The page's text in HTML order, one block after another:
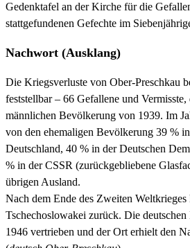
Gedenktafel an der Kirche für die
stattgefundenen Gefechte im
Nachwort (Ausklang)
Die Kriegsverluste von Ober-Preschkau
feststellbar – 66 Gefallene und
männlichen Bevölkerung von 1939. Im
von den ehemaligen Bevölkerung 39 %
Deutschland, 40 % in der Deutschen
% in der CSSR (zurückgebliebene
übrigen Ausland.
Nach dem Ende des Zweiten
Tschechoslowakei zurück. Die
1946 vertrieben und der Ort erhielt den